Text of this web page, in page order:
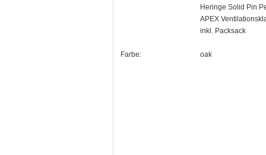
Heringe Solid Pin
APEX
inkl. Packsack
Farbe: oak